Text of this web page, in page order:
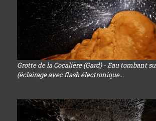
Grotte de la Cocalière (Gard) - Eau tombant
(éclairage avec flash électronique...